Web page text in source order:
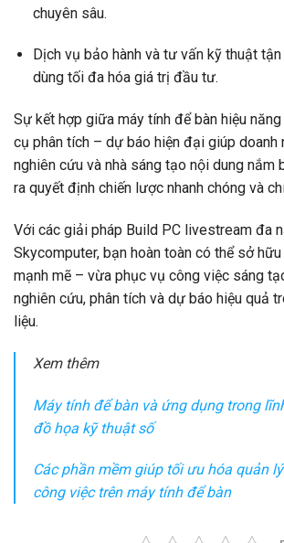
chuyên sâu.
Dịch vụ bảo hành và tư vấn kỹ thuật
dùng tối đa hóa giá trị đầu tư.
Sự kết hợp giữa máy tính để bàn hiệu
cụ phân tích – dự báo hiện đại giúp doanh
nghiên cứu và nhà sáng tạo nội dung nắm
ra quyết định chiến lược nhanh chóng và
Với các giải pháp Build PC livestream đa
Skycomputer, bạn hoàn toàn có thể sở
mạnh mẽ – vừa phục vụ công việc sáng
nghiên cứu, phân tích và dự báo hiệu quả
liệu.
Xem thêm
Máy tính để bàn và ứng dụng trong
đồ họa kỹ thuật số
Các phần mềm giúp tối ưu hóa quản
công việc trên máy tính để bàn